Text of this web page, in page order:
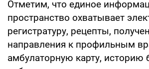
Отметим, что единое
пространство охватывает
регистратуру, рецепты,
направления к профильным
амбулаторную карту, историю